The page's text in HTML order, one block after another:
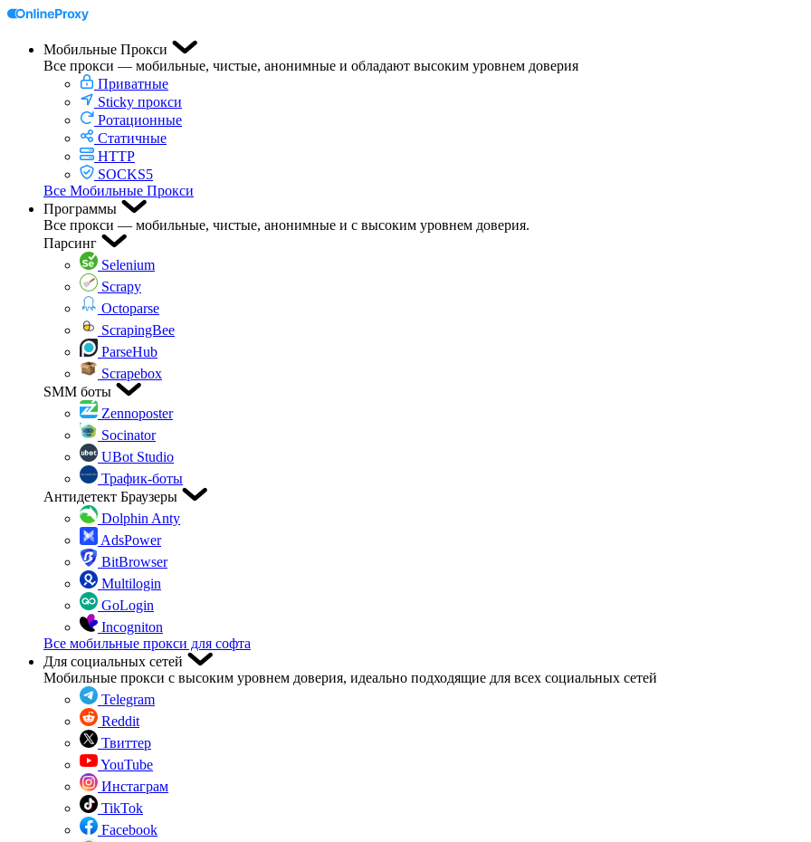
Мобильные Прокси
Все прокси — мобильные, чистые, анонимные и обладают высоким уровнем доверия
Приватные
Sticky прокси
Ротационные
Статичные
HTTP
SOCKS5
Все Мобильные Прокси
Программы
Все прокси — мобильные, чистые, анонимные и с высоким уровнем доверия.
Парсинг
Selenium
Scrapy
Octoparse
ScrapingBee
ParseHub
Scrapebox
SMM боты
Zennoposter
Socinator
UBot Studio
Трафик-боты
Антидетект Браузеры
Dolphin Anty
AdsPower
BitBrowser
Multilogin
GoLogin
Incogniton
Все мобильные прокси для софта
Для социальных сетей
Мобильные прокси с высоким уровнем доверия, идеально подходящие для всех социальных сетей
Telegram
Reddit
Твиттер
YouTube
Инстаграм
TikTok
Facebook